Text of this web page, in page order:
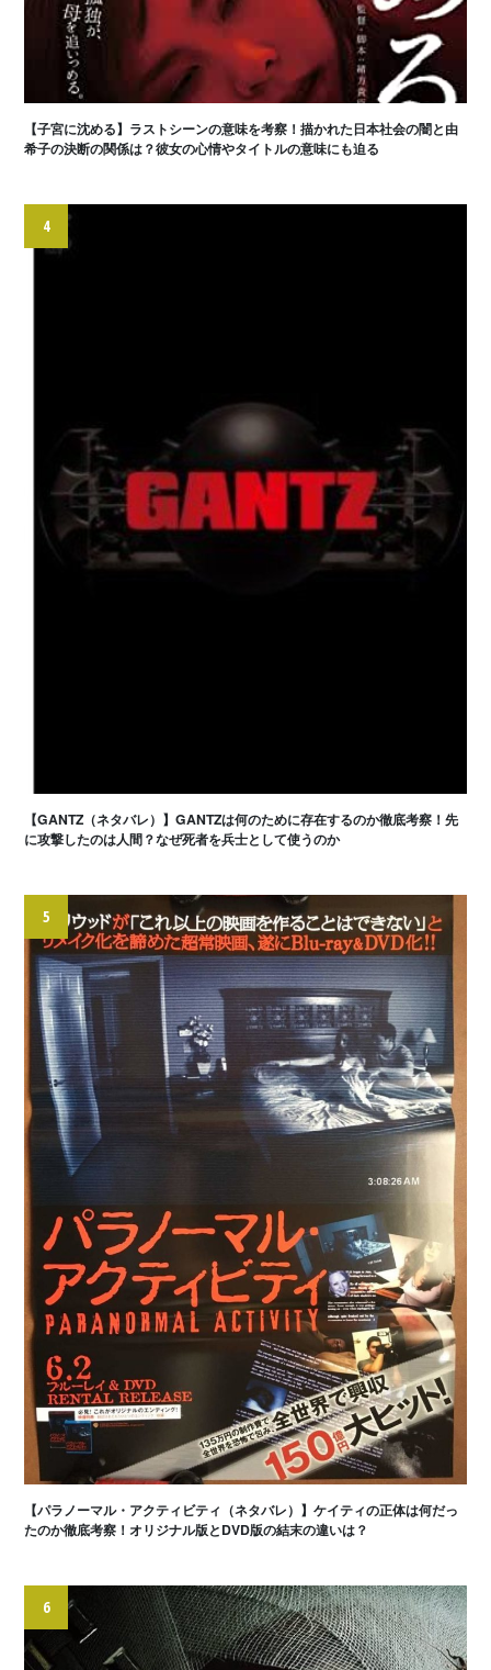
【子宮に沈める】ラストシーンの意味を考察！描かれた日本社会の闇と由
希子の決断の関係は？彼女の心情やタイトルの意味にも迫る
4
【GANTZ（ネタバレ）】GANTZは何のために存在するのか徹底考察！先
に攻撃したのは人間？なぜ死者を兵士として使うのか
5
【パラノーマル・アクティビティ（ネタバレ）】ケイティの正体は何だっ
たのか徹底考察！オリジナル版とDVD版の結末の違いは？
6